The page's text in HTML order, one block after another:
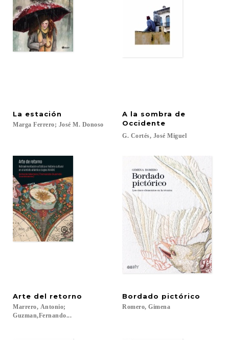
La estación
Marga Ferrero; José M. Donoso
A la sombra de
Occidente
G. Cortés, José Miguel
Arte del retorno
Marrero, Antonio;
Guzman,Fernando...
Bordado pictórico
Romero, Gimena